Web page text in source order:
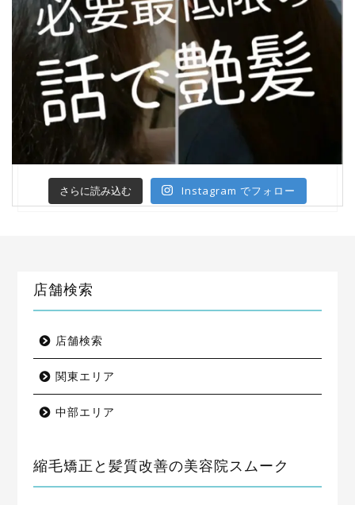
さらに読み込む Instagram でフォロー
店舗検索
店舗検索
関東エリア
中部エリア
縮毛矯正と髪質改善の美容院スムーク